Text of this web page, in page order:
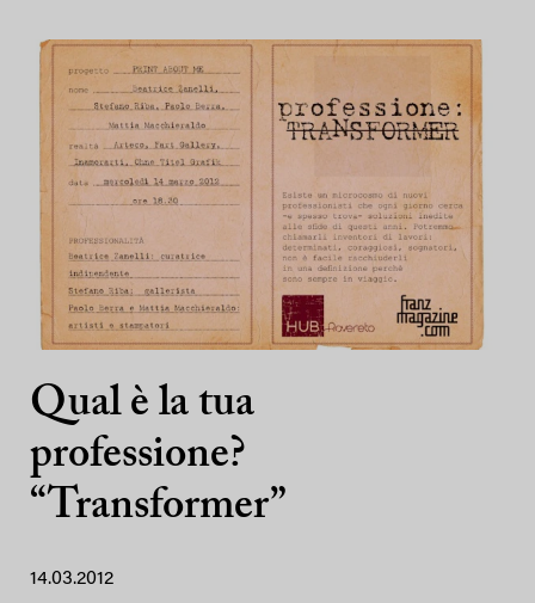
Qual è la tua
professione?
“Transformer”
14.03.2012